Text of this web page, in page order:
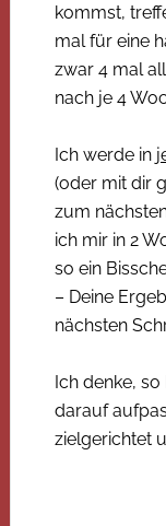
kommst,
mal für eine
zwar 4 mal
nach je 4
Ich werde in
(oder mit dir
zum
ich mir in 2
so ein
– Deine
nächsten
Ich denke,
darauf
zielgerichtet